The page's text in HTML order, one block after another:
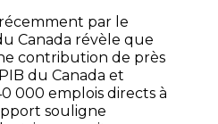
par le
Canada révèle que
contribution de près
du Canada et
000 emplois directs à
souligne